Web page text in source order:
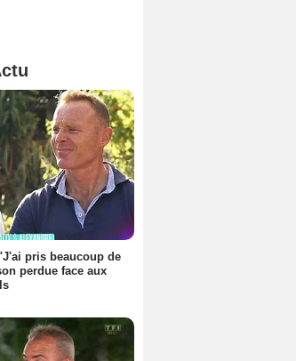
pris beaucoup de
perdue face aux